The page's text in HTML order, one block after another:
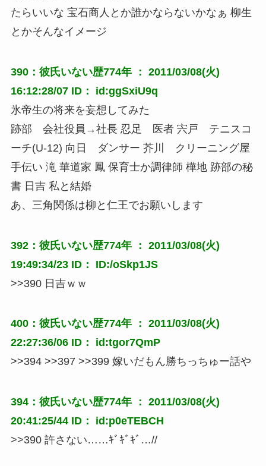
たらいいな 宝石商人とか誰かならないかなぁ 柳生
とかそんなイメージ
390：彼氏いない歴774年 ： 2011/03/08(火)
16:12:28/07 ID： id:ggSxiU9q
氷帝生の将来を妄想してみた
跡部 会社役員→社長 忍足 医者 宍戸 テニスコ
ーチ(U-12) 向日 ダンサー 芥川 クリーニング屋
手伝い 滝 華道家 鳳 保育士か調律師 樺地 跡部の秘
書 日吉 私と結婚
あ、三角関係は柳と仁王でお願いします
392：彼氏いない歴774年 ： 2011/03/08(火)
19:49:34/23 ID： ID:/oSkp1JS
>>390 日吉ｗｗ
400：彼氏いない歴774年 ： 2011/03/08(火)
22:27:36/06 ID： id:tgor7QmP
>>394 >>397 >>399 嫁いだもん勝ちっちゅー話や
394：彼氏いない歴774年 ： 2011/03/08(火)
20:41:25/44 ID： id:p0eTEBCH
>>390 許さない……ｷﾞｷﾞｷﾞ…//